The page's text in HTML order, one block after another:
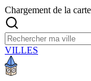
Chargement de la
VILLES